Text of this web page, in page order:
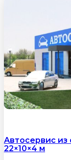
Автосервис из
22×10×4 м